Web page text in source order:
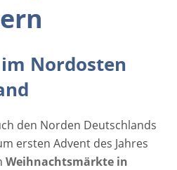
Nordosten
den Norden Deutschlands
ersten Advent des Jahres
Weihnachtsmärkte in